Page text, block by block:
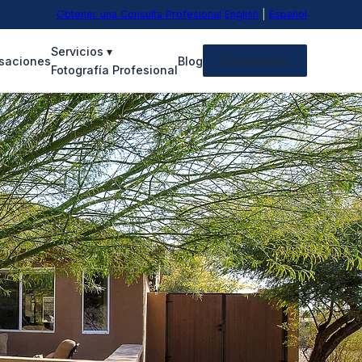
Obtener una Consulta Profesional English Español
Servicios ▾
Fotografía Profesional
Blog Contáctenos